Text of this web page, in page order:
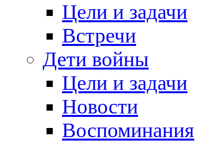
Цели и задачи
Встречи
Дети войны
Цели и задачи
Новости
Воспоминания